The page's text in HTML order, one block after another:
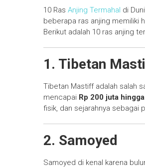
10 Ras Anjing Termahal di
beberapa ras anjing memiliki
Berikut adalah 10 ras anjing
1. Tibetan
Tibetan Mastiff adalah salah
mencapai Rp 200 juta
fisik, dan sejarahnya sebagai
2. Samoyed
Samoyed di kenal karena